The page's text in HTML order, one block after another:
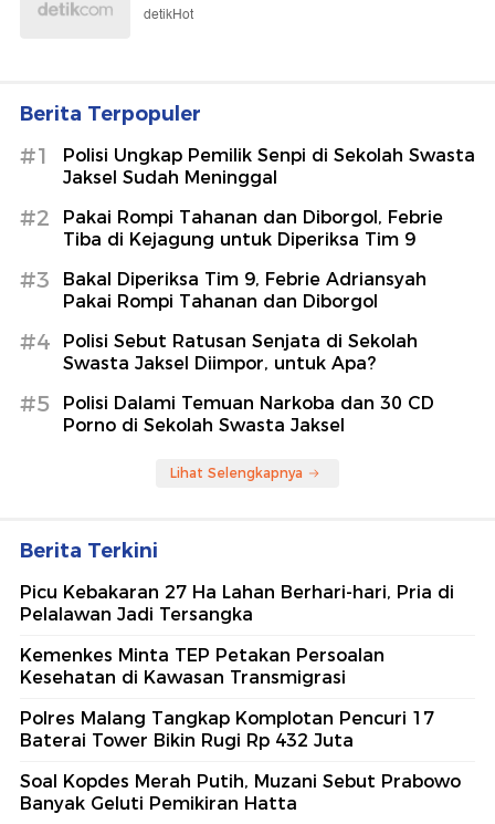
detikHot
Berita Terpopuler
#1
Polisi Ungkap Pemilik Senpi di Sekolah Swasta
Jaksel Sudah Meninggal
#2
Pakai Rompi Tahanan dan Diborgol, Febrie
Tiba di Kejagung untuk Diperiksa Tim 9
#3
Bakal Diperiksa Tim 9, Febrie Adriansyah
Pakai Rompi Tahanan dan Diborgol
#4
Polisi Sebut Ratusan Senjata di Sekolah
Swasta Jaksel Diimpor, untuk Apa?
#5
Polisi Dalami Temuan Narkoba dan 30 CD
Porno di Sekolah Swasta Jaksel
Lihat Selengkapnya
Berita Terkini
Picu Kebakaran 27 Ha Lahan Berhari-hari, Pria di
Pelalawan Jadi Tersangka
Kemenkes Minta TEP Petakan Persoalan
Kesehatan di Kawasan Transmigrasi
Polres Malang Tangkap Komplotan Pencuri 17
Baterai Tower Bikin Rugi Rp 432 Juta
Soal Kopdes Merah Putih, Muzani Sebut Prabowo
Banyak Geluti Pemikiran Hatta